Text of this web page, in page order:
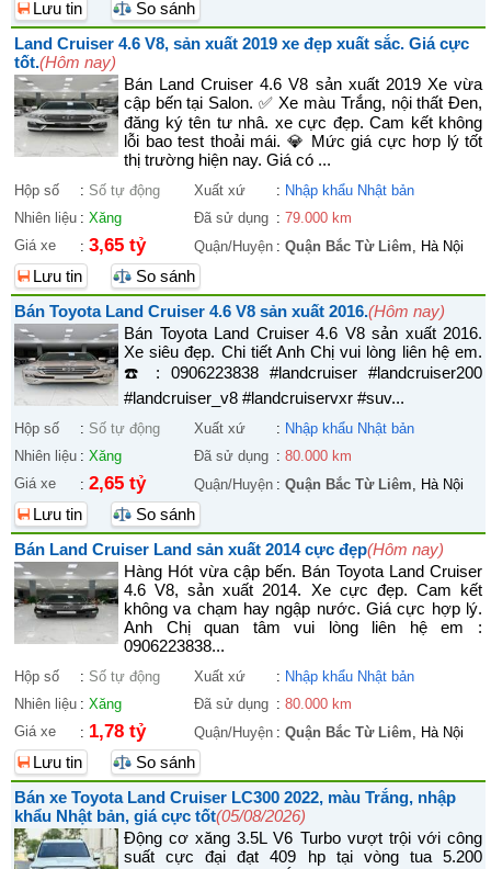
Lưu tin
So sánh
Land Cruiser 4.6 V8, sản xuất 2019 xe đẹp xuất sắc. Giá cực
tốt.(Hôm nay)
Bán Land Cruiser 4.6 V8 sản xuất 2019 Xe vừa
cập bến tại Salon. ✅ Xe màu Trắng, nội thất Đen,
đăng ký tên tư nhâ. xe cực đẹp. Cam kết không
lỗi bao test thoải mái. 💎 Mức giá cực hơp lý tốt
thị trường hiện nay. Giá có ...
Hộp số : Số tự động Xuất xứ : Nhập khẩu Nhật bản
Nhiên liệu : Xăng Đã sử dụng : 79.000 km
Giá xe
: 3,65 tỷ Quận/Huyện : Quận Bắc Từ Liêm, Hà Nội
Lưu tin
So sánh
Bán Toyota Land Cruiser 4.6 V8 sản xuất 2016.(Hôm nay)
Bán Toyota Land Cruiser 4.6 V8 sản xuất 2016.
Xe siêu đẹp. Chi tiết Anh Chị vui lòng liên hệ em.
☎️ : 0906223838 #landcruiser #landcruiser200
#landcruiser_v8 #landcruiservxr #suv...
Hộp số : Số tự động Xuất xứ : Nhập khẩu Nhật bản
Nhiên liệu : Xăng Đã sử dụng : 80.000 km
Giá xe
: 2,65 tỷ Quận/Huyện : Quận Bắc Từ Liêm, Hà Nội
Lưu tin
So sánh
Bán Land Cruiser Land sản xuất 2014 cực đẹp(Hôm nay)
Hàng Hót vừa cập bến. Bán Toyota Land Cruiser
4.6 V8, sản xuất 2014. Xe cực đẹp. Cam kết
không va chạm hay ngập nước. Giá cực hợp lý.
Anh Chị quan tâm vui lòng liên hệ em :
0906223838...
Hộp số : Số tự động Xuất xứ : Nhập khẩu Nhật bản
Nhiên liệu : Xăng Đã sử dụng : 80.000 km
Giá xe
: 1,78 tỷ Quận/Huyện : Quận Bắc Từ Liêm, Hà Nội
Lưu tin
So sánh
Bán xe Toyota Land Cruiser LC300 2022, màu Trắng, nhập
khẩu Nhật bản, giá cực tốt(05/08/2026)
Động cơ xăng 3.5L V6 Turbo vượt trội với công
suất cực đại đạt 409 hp tại vòng tua 5.200